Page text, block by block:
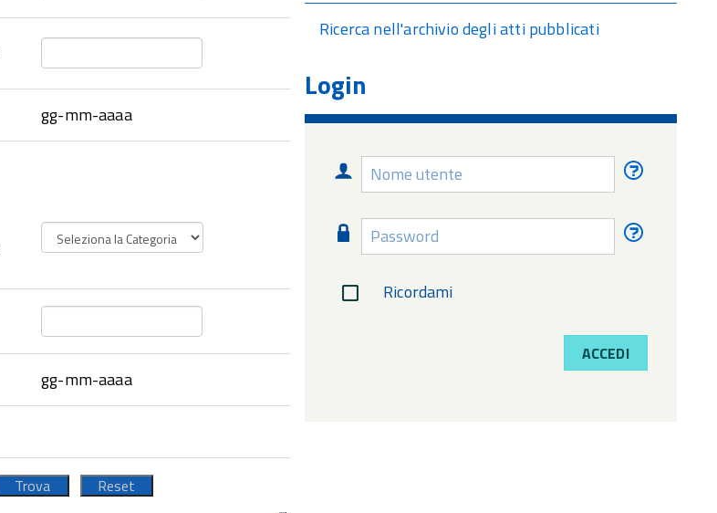
gg-mm-aaaa
gg-mm-aaaa
Ricerca nell'archivio degli atti pubblicati
Login
Nome
utente
Nome
utente
Password
Password
Ricordami
ACCEDI